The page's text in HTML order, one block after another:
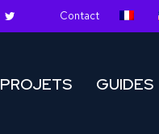
Contact
PROJETS GUIDES